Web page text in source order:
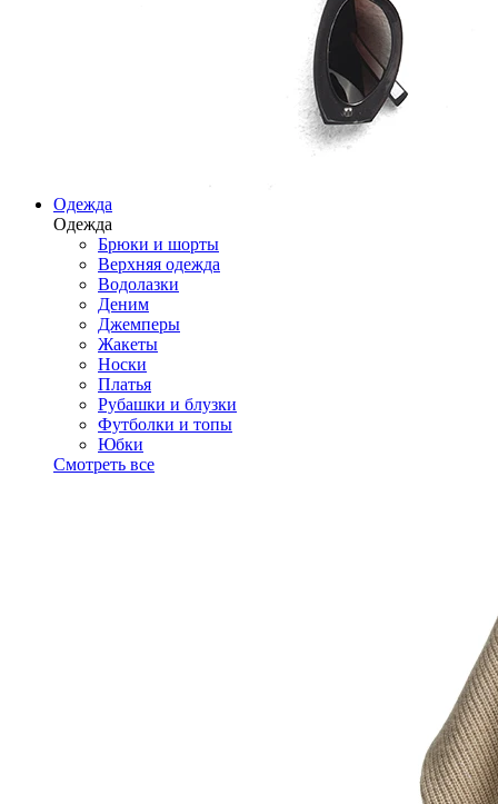
Одежда
Одежда
Брюки и шорты
Верхняя одежда
Водолазки
Деним
Джемперы
Жакеты
Носки
Платья
Рубашки и блузки
Футболки и топы
Юбки
Смотреть все